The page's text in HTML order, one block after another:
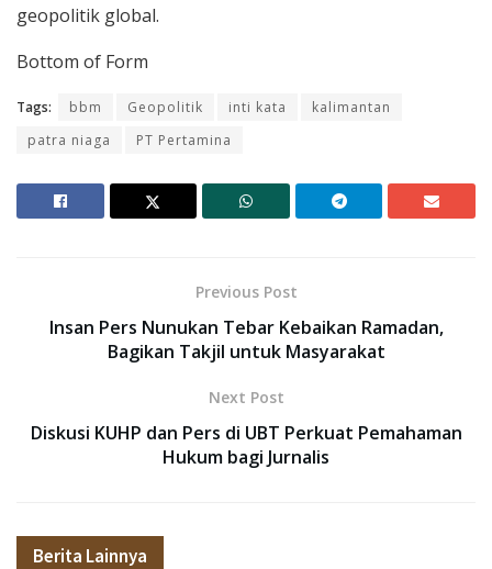
geopolitik global.
Bottom of Form
Tags: bbm Geopolitik inti kata
kalimantan
patra niaga
PT Pertamina
Previous Post
Insan Pers Nunukan Tebar Kebaikan Ramadan,
Bagikan Takjil untuk Masyarakat
Next Post
Diskusi KUHP dan Pers di UBT Perkuat Pemahaman
Hukum bagi Jurnalis
Berita Lainnya